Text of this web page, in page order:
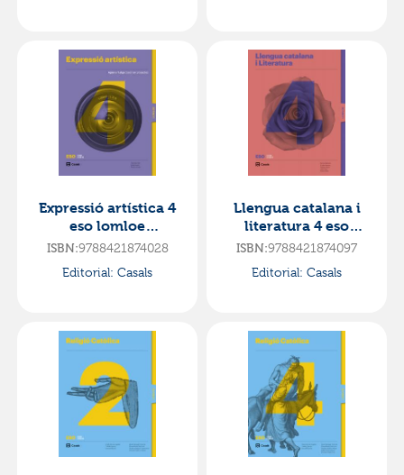
Expressió artística 4
eso lomloe
llibre·e.s.o..4ºcurso
ISBN:9788421874028
Editorial: Casals
Llengua catalana i
literatura 4 eso
lomloe·e.s.o..4ºcurso
ISBN:9788421874097
Editorial: Casals